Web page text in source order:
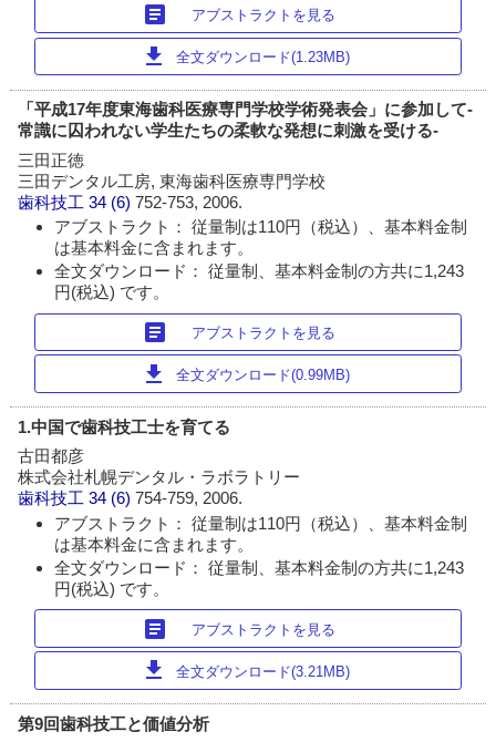
article アブストラクトを見る
download 全文ダウンロード(1.23MB)
「平成17年度東海歯科医療専門学校学術発表会」に参加して-
常識に囚われない学生たちの柔軟な発想に刺激を受ける-
三田正徳
三田デンタル工房, 東海歯科医療専門学校
歯科技工 34 (6)752-753, 2006.
アブストラクト： 従量制は110円（税込）、基本料金制
は基本料金に含まれます。
全文ダウンロード： 従量制、基本料金制の方共に1,243
円(税込) です。
article アブストラクトを見る
download 全文ダウンロード(0.99MB)
1.中国で歯科技工士を育てる
古田都彦
株式会社札幌デンタル・ラボラトリー
歯科技工 34 (6)754-759, 2006.
アブストラクト： 従量制は110円（税込）、基本料金制
は基本料金に含まれます。
全文ダウンロード： 従量制、基本料金制の方共に1,243
円(税込) です。
article アブストラクトを見る
download 全文ダウンロード(3.21MB)
第9回歯科技工と価値分析